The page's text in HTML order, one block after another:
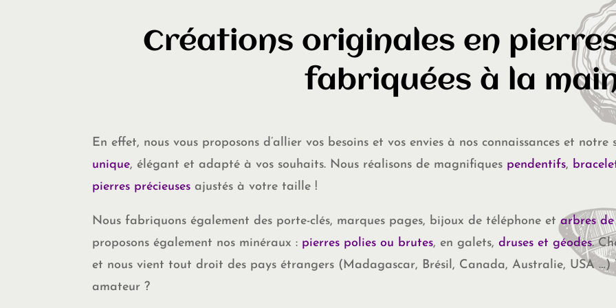
Créations originales en
fabriquées à la
En effet, nous vous proposons d’allier vos besoins et vos envies à nos connaissances et
unique, élégant et adapté à vos souhaits. Nous réalisons de magnifiques pendentifs,
pierres précieuses ajustés à votre taille !
Nous fabriquons également des porte-clés, marques pages, bijoux de téléphone etarbres
proposons également nos minéraux : pierres polies ou brutes, en galets,druses et géodes.
et nous vient tout droit des pays étrangers (Madagascar, Brésil, Canada, Australie, USA …)
amateur ?